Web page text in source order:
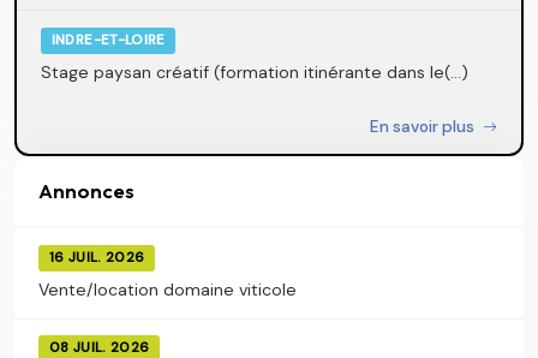
INDRE-ET-LOIRE
Stage paysan créatif (formation itinérante dans le(...)
En savoir plus
Annonces
16 JUIL. 2026
Vente/location domaine viticole
08 JUIL. 2026